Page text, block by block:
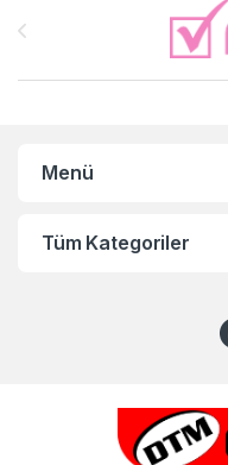
Menü
Tüm Kategoriler